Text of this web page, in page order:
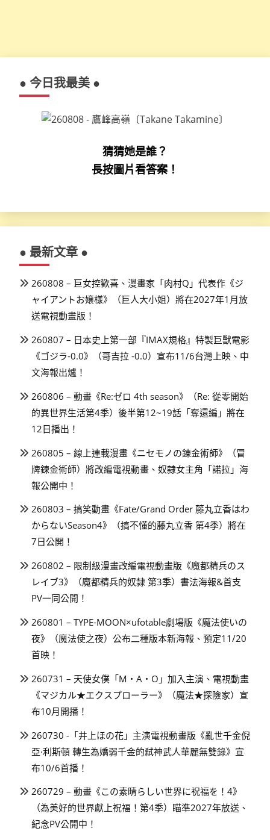
● 今日我最美 ●
猜猜她是誰？
長按圖片看答案！
● 最新文章 ●
260808 – 巨女控歡喜、漫畫家「肉村Q」代表作《ジ
ャイアントお嬢様》（巨人大小姐）將在2027年1月放
送電視動畫版！
260807 – 日本史上第一部『IMAX規格』特製巨獸電影
《ゴジラ-0.0》（哥吉拉 -0.0）宣布11/6台灣上映、中
文海報出爐！
260806 – 動畫《Re:ゼロ 4th season》（Re: 從零開始
的異世界生活第4季）後半第12~19話「奪還編」將在
12日播出！
260805 – 線上連載漫畫《ニセモノの錬金術師》（冒
牌鍊金術師）將改編電視動畫、奴隸女主角「諾拉」海
報公開中！
260803 – 搞笑動畫《Fate/Grand Order 藤丸立香はわ
からないSeason4》（搞不懂的藤丸立香 第4季）將在
7日公開！
260802 – 限制級漫畫改編電視動畫版《魔都精兵のス
レイブ3》（魔都精兵的奴隸 第3季）書法海報&首支
PV一同公開！
260801 – TYPE-MOON×ufotable劇場版《魔法使いの
夜》（魔法使之夜）公布二種版本新海報、預定11/20
首映！
260731 – 天使女僕「M・A・O」加入主演、電視動畫
《マジカル★エクスプローラー》（魔法★探險家）宣
布10月開播！
260730 -「井上ほの花」主演電視動畫版《亂世千金倪
亞·利斯頓 轉生為嬌弱千金的弒神武人華麗無雙錄》宣
布10/6首播！
260729 – 動畫《この素晴らしい世界に祝福を！4》
（為美好的世界獻上祝福！第4季）瞄準2027年放送、
紀念PV公開中！